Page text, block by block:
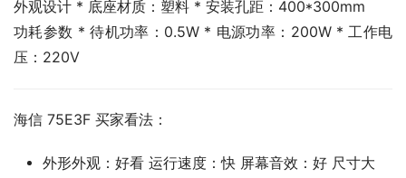
外观设计 * 底座材质：塑料 * 安装孔距：400*300mm
功耗参数 * 待机功率：0.5W * 电源功率：200W * 工作电
压：220V
海信 75E3F 买家看法：
外形外观：好看 运行速度：快 屏幕音效：好 尺寸大